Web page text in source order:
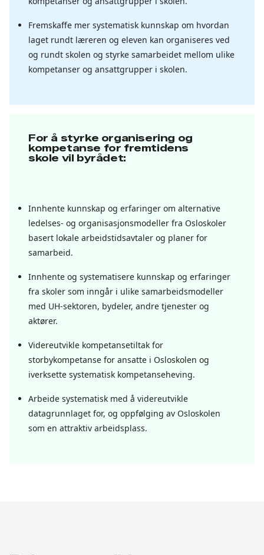
Fremskaffe mer systematisk kunnskap om hvordan
laget rundt læreren og eleven kan organiseres ved
og rundt skolen og styrke samarbeidet mellom ulike
kompetanser og ansattgrupper i skolen.
For å styrke organisering og
kompetanse for fremtidens
skole vil byrådet:
Innhente kunnskap og erfaringer om alternative
ledelses- og organisasjonsmodeller fra Osloskoler
basert lokale arbeidstidsavtaler og planer for
samarbeid.
Innhente og systematisere kunnskap og erfaringer
fra skoler som inngår i ulike samarbeidsmodeller
med UH-sektoren, bydeler, andre tjenester og
aktører.
Videreutvikle kompetansetiltak for
storbykompetanse for ansatte i Osloskolen og
iverksette systematisk kompetanseheving.
Arbeide systematisk med å videreutvikle
datagrunnlaget for, og oppfølging av Osloskolen
som en attraktiv arbeidsplass.